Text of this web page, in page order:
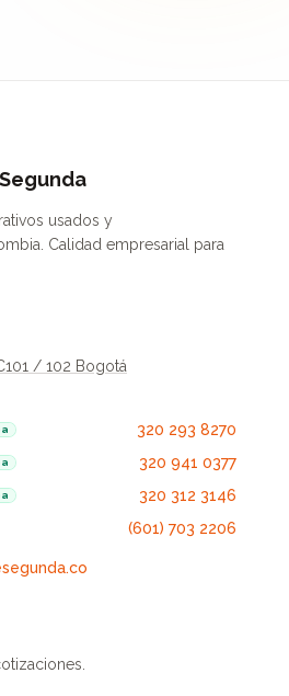
usados y
Calidad empresarial para
/ 102 Bogotá
320 293 8270
320 941 0377
320 312 3146
(601) 703 2206